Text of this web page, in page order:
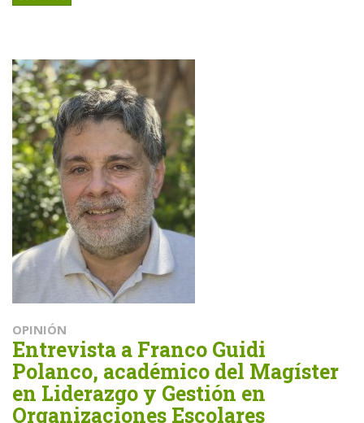
OPINIÓN
Entrevista a Franco Guidi
Polanco, académico del Magíster
en Liderazgo y Gestión en
Organizaciones Escolares